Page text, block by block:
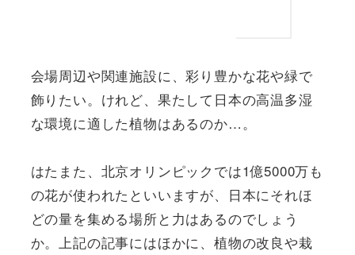
会場周辺や関連施設に、彩り豊かな花や緑で
飾りたい。けれど、果たして日本の高温多湿
な環境に適した植物はあるのか…。
はたまた、北京オリンピックでは1億5000万も
の花が使われたといいますが、日本にそれほ
どの量を集める場所と力はあるのでしょう
か。上記の記事にはほかに、植物の改良や栽